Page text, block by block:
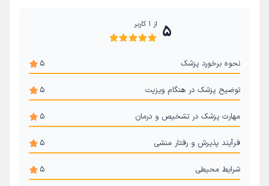
5 از 1 کاربر
نحوه برخورد پزشک 5
توضیح پزشک در هنگام ویزیت 5
مهارت پزشک در تشخیص و درمان 5
فرآیند پذیرش و رفتار منشی 5
شرایط محیطی 5